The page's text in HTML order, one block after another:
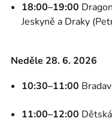
18:00–19:00
Jeskyně a Draky
Neděle 28. 6. 2026
10:30–11:00
11:00–12:00